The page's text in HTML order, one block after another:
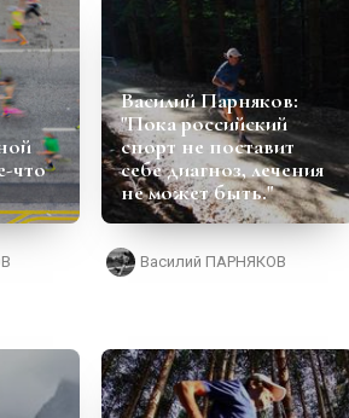
что
Василий Парняков:
"Пока российский
спорт не поставит
себе диагноз, лечения
не может быть."
Василий ПАРНЯКОВ